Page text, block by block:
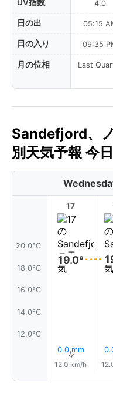
UV指数
日の出
日の入り
月の位相
4.0
05:15
09:35
Last
Sandefjord、
別天気予報 今日
20.0°C
18.0°C
16.0°C
14.0°C
12.0°C
17
19.0°
0.0 mm
↑
12.0 km/h